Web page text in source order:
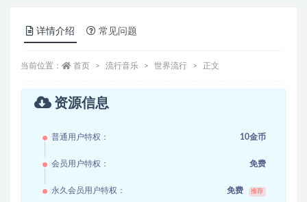
详情介绍 常见问题
当前位置： 首页 流行音乐 世界流行 正文
资源信息
普通用户特权： 10金币
会员用户特权： 免费
永久会员用户特权： 免费 推荐